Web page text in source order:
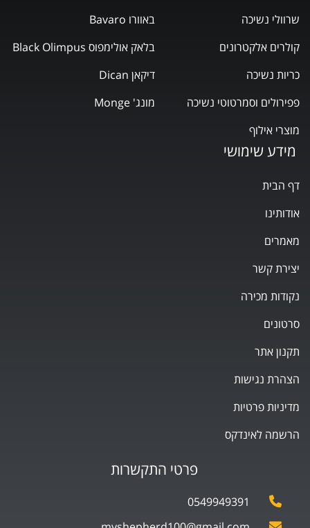
פרטי התקשרות
0549949391
מידע שימושי
דף הבית
אודותינו
מאמרים
יצירת קשר
נקודות מכירה
סרטונים
תקנון אתר
הצהרת נגישות
מדיניות פרטיות
הרשמה לאינדקס
באוורו Bavaro
בלאק אולימפוס Black Olimpus
דיקאן Dican
מונג' Monge
שרוולי נשיכה
קולרים אלקטרונים
כריות נשיכה
פפירולים וסמרטוטי נשיכה
מוצרי אילוף